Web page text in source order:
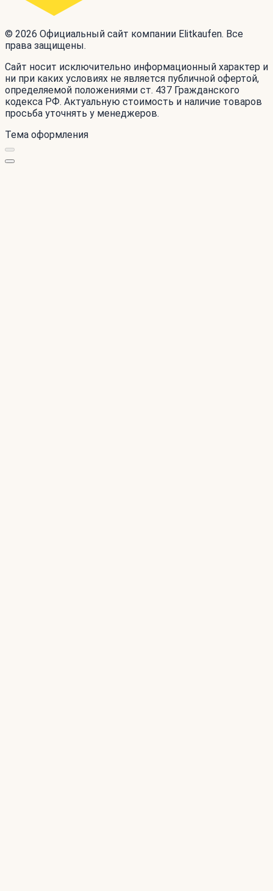
© 2026 Официальный сайт компании Elitkaufen. Все
права защищены.
Сайт носит исключительно информационный характер и
ни при каких условиях не является публичной офертой,
определяемой положениями ст. 437 Гражданского
кодекса РФ. Актуальную стоимость и наличие товаров
просьба уточнять у менеджеров.
Тема оформления